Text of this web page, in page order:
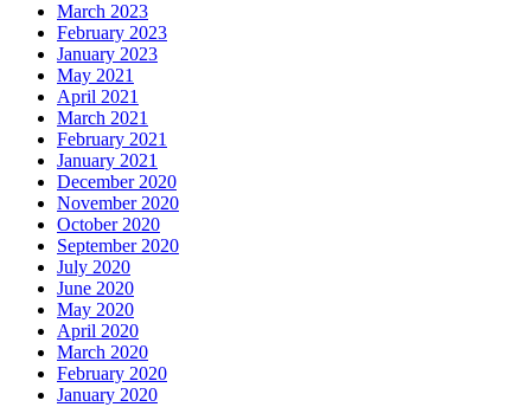
March 2023
February 2023
January 2023
May 2021
April 2021
March 2021
February 2021
January 2021
December 2020
November 2020
October 2020
September 2020
July 2020
June 2020
May 2020
April 2020
March 2020
February 2020
January 2020